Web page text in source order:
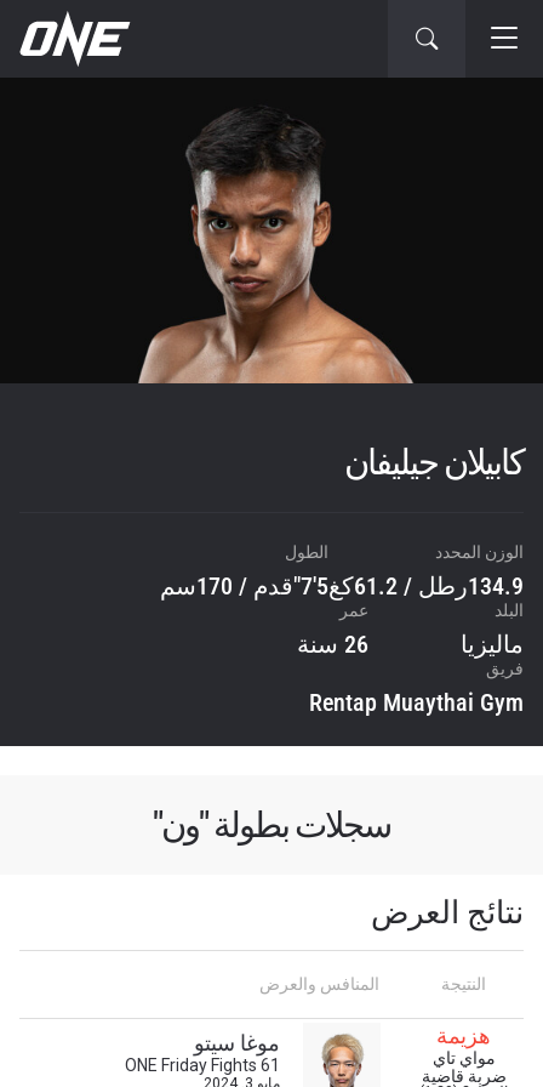
كابيلان جيليفان
الوزن المحدد
134.9رطل / 61.2كغ
الطول
5'7"قدم / 170سم
البلد
ماليزيا
عمر
26 سنة
فريق
Rentap Muaythai Gym
سجلات بطولة "ون"
نتائج العرض
النتيجة المنافس والعرض
هزيمة
مواي تاي
ضربة قاضية
موغا سيتو
ONE Friday Fights 61
مايو 3, 2024